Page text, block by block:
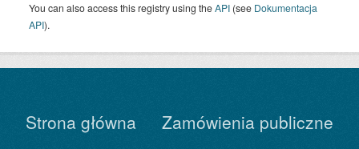
You can also access this registry using theAPI (see Dokumentacja
API).
Strona główna
Zamówienia publiczne